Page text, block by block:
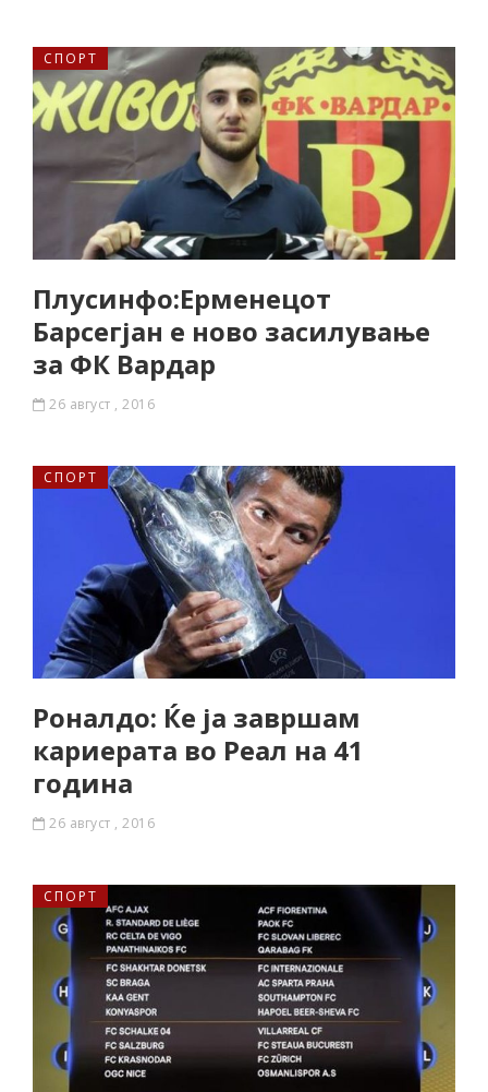
СПОРТ
Плусинфо:Ерменецот
Барсегјан е ново засилување
за ФК Вардар
26 август , 2016
СПОРТ
Роналдо: Ќе ја завршам
кариерата во Реал на 41
година
26 август , 2016
СПОРТ